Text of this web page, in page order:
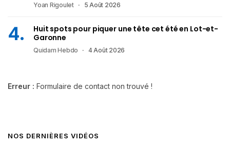
Yoan Rigoulet 5 Août 2026
Huit spots pour piquer une tête cet été en Lot-et-
Garonne
Quidam Hebdo 4 Août 2026
Erreur : Formulaire de contact non trouvé !
NOS DERNIÈRES VIDÉOS